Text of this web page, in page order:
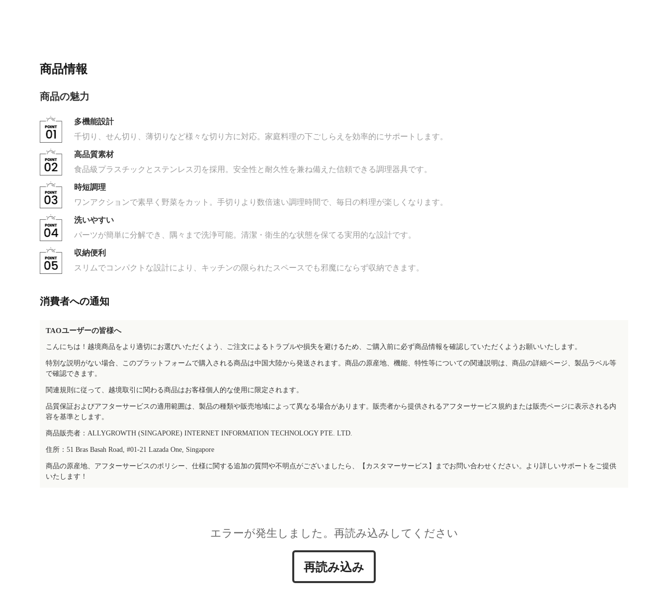
商品情報
商品の魅力
多機能設計
千切り、せん切り、薄切りなど様々な切り方に対応。家庭料理の下ごしらえを効率的にサポートします。
高品質素材
食品級プラスチックとステンレス刃を採用。安全性と耐久性を兼ね備えた信頼できる調理器具です。
時短調理
ワンアクションで素早く野菜をカット。手切りより数倍速い調理時間で、毎日の料理が楽しくなります。
洗いやすい
パーツが簡単に分解でき、隅々まで洗浄可能。清潔・衛生的な状態を保てる実用的な設計です。
収納便利
スリムでコンパクトな設計により、キッチンの限られたスペースでも邪魔にならず収納できます。
消費者への通知
TAOユーザーの皆様へ
こんにちは！越境商品をより適切にお選びいただくよう、ご注文によるトラブルや損失を避けるため、ご購入前に必ず商品情報を確認していただくようお願いいたします。
特別な説明がない場合、このプラットフォームで購入される商品は中国大陸から発送されます。商品の原産地、機能、特性等についての関連説明は、商品の詳細ページ、製品ラベル等
で確認できます。
関連規則に従って、越境取引に関わる商品はお客様個人的な使用に限定されます。
品質保証およびアフターサービスの適用範囲は、製品の種類や販売地域によって異なる場合があります。販売者から提供されるアフターサービス規約または販売ページに表示される内
容を基準とします。
商品販売者：ALLYGROWTH (SINGAPORE) INTERNET INFORMATION TECHNOLOGY PTE. LTD.
住所：51 Bras Basah Road, #01-21 Lazada One, Singapore
商品の原産地、アフターサービスのポリシー、仕様に関する追加の質問や不明点がございましたら、【カスタマーサービス】までお問い合わせください。より詳しいサポートをご提供
いたします！
エラーが発生しました。再読み込みしてください
再読み込み